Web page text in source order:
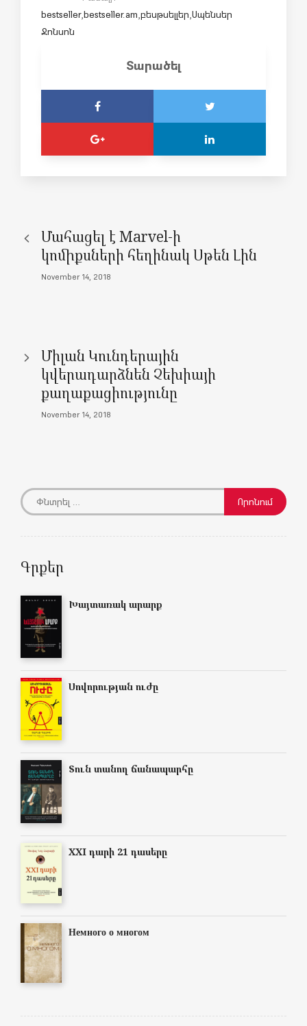
bestseller,bestseller.am,բեսթսելլեր,Սպենսեր
Ջոնսոն
Տարածել
Մահացել է Marvel-ի
կոմիքսների հեղինակ Սթեն Լին
November 14, 2018
Միլան Կունդերային
կվերադարձնեն Չեխիայի
քաղաքացիությունը
November 14, 2018
Գրքեր
Խայտառակ արարք
Սովորության ուժը
Տուն տանող ճանապարհը
XXI դարի 21 դասերը
Немного о многом